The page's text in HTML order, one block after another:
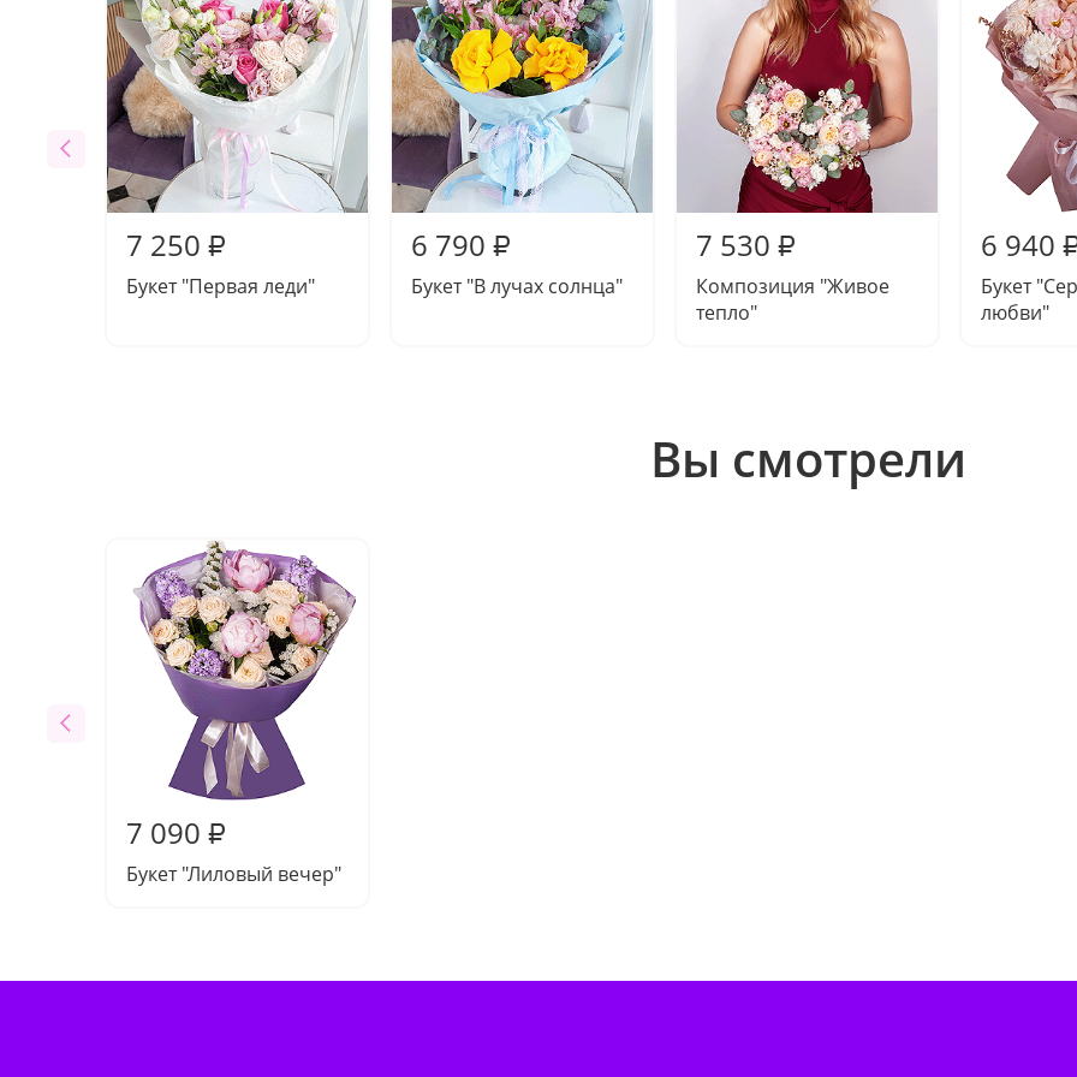
7 250 ₽
Букет "Первая леди"
6 790 ₽
Букет "В лучах солнца"
7 530 ₽
Композиция "Живое
тепло"
6 940
Букет
любви"
Вы смотрели
7 090 ₽
Букет "Лиловый вечер"